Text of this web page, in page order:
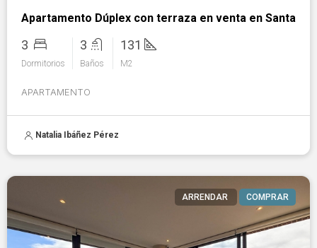
Apartamento Dúplex con terraza en venta en Santa
3
Dormitorios
3
Baños
131
M2
APARTAMENTO
Natalia Ibáñez Pérez
ARRENDAR COMPRAR